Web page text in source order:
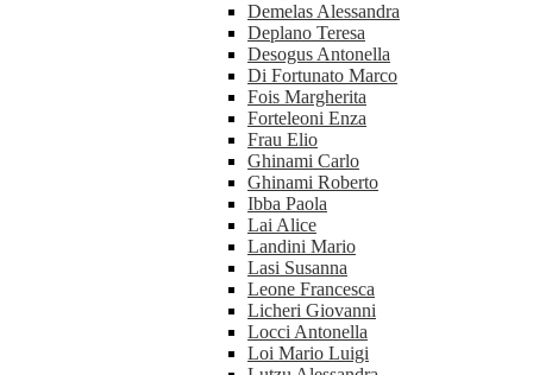
Demelas Alessandra
Deplano Teresa
Desogus Antonella
Di Fortunato Marco
Fois Margherita
Forteleoni Enza
Frau Elio
Ghinami Carlo
Ghinami Roberto
Ibba Paola
Lai Alice
Landini Mario
Lasi Susanna
Leone Francesca
Licheri Giovanni
Locci Antonella
Loi Mario Luigi